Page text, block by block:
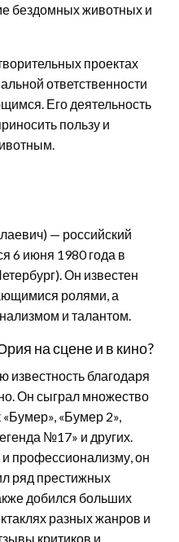
бездомных животных и
проектах
ответственности
Его деятельность
пользу и
— российский
6 июня 1980 года в
Он известен
ролями, а
и талантом.
на сцене и в кино?
благодаря
Он сыграл множество
«Бумер 2»,
№17» и других.
профессионализму, он
ряд престижных
добился больших
разных жанров и
критиков и